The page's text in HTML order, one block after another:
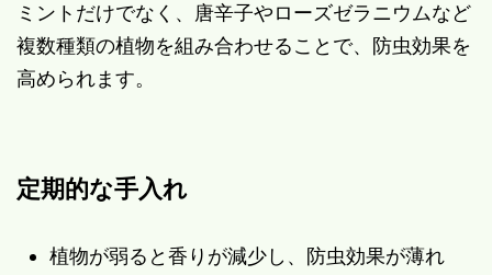
ミントだけでなく、唐辛子やローズゼラニウムなど
複数種類の植物を組み合わせることで、防虫効果を
高められます。
定期的な手入れ
植物が弱ると香りが減少し、防虫効果が薄れ